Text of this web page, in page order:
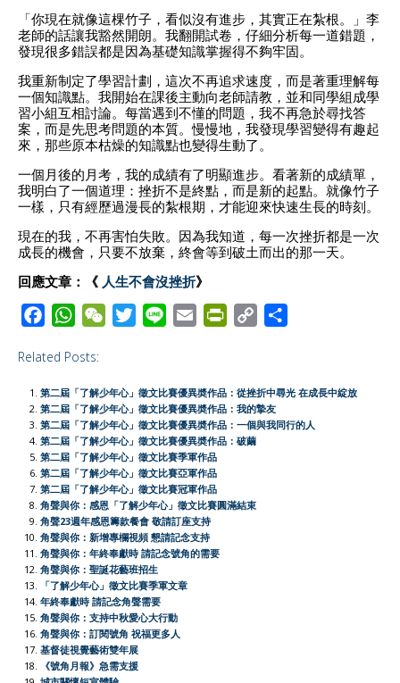
「你現在就像這棵竹子，看似沒有進步，其實正在紮根。」李
老師的話讓我豁然開朗。我翻開試卷，仔細分析每一道錯題，
發現很多錯誤都是因為基礎知識掌握得不夠牢固。
我重新制定了學習計劃，這次不再追求速度，而是著重理解每
一個知識點。我開始在課後主動向老師請教，並和同學組成學
習小組互相討論。每當遇到不懂的問題，我不再急於尋找答
案，而是先思考問題的本質。慢慢地，我發現學習變得有趣起
來，那些原本枯燥的知識點也變得生動了。
一個月後的月考，我的成績有了明顯進步。看著新的成績單，
我明白了一個道理：挫折不是終點，而是新的起點。就像竹子
一樣，只有經歷過漫長的紮根期，才能迎來快速生長的時刻。
現在的我，不再害怕失敗。因為我知道，每一次挫折都是一次
成長的機會，只要不放棄，終會等到破土而出的那一天。
回應文章：《 人生不會沒挫折》
c
e
b
o
o
k
W
a
t
s
A
p
p
W
h
a
t
t
t
e
r
e
i
l
t
F
e
y
L
i
r
Related Posts:
第二屆「了解少年心」徵文比賽優異奬作品：從挫折中尋光 在成長中綻放
第二屆「了解少年心」徵文比賽優異奬作品：我的摯友
第二屆「了解少年心」徵文比賽優異奬作品：一個與我同行的人
第二屆「了解少年心」徵文比賽優異奬作品：破繭
第二屆「了解少年心」徵文比賽季軍作品
第二屆「了解少年心」徵文比賽亞軍作品
第二屆「了解少年心」徵文比賽冠軍作品
角聲與你：感恩「了解少年心」徵文比賽圓滿結束
角聲23週年感恩籌款餐會 敬請訂座支持
角聲與你：新增專欄視頻 懇請記念支持
角聲與你：年終奉獻時 請記念號角的需要
角聲與你：聖誕花藝班招生
「了解少年心」徵文比賽季軍文章
年終奉獻時 請記念角聲需要
角聲與你：支持中秋愛心大行動
角聲與你：訂閱號角 祝福更多人
基督徒視覺藝術雙年展
《號角月報》急需支援